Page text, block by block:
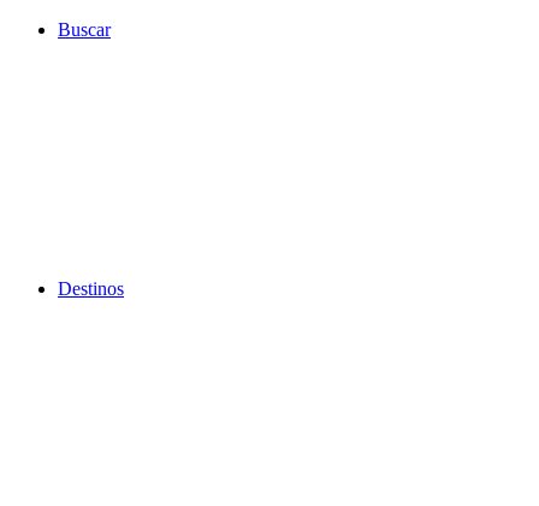
Buscar
Destinos